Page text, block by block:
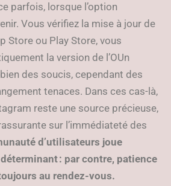
parfois, lorsque l’option
Vous vérifiez la mise à jour de
Store ou Play Store, vous
la version de l’OUn
des soucis, cependant des
tenaces. Dans ces cas-là,
reste une source précieuse,
sur l’immédiateté des
d’utilisateurs joue
: par contre, patience
au rendez-vous.